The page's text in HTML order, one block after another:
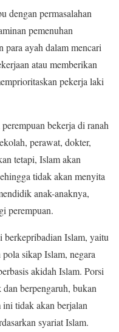
dengan permasalahan
pemenuhan
para ayah dalam mencari
atau memberikan
pekerja laki
bekerja di ranah
perawat, dokter,
tetapi, Islam akan
tidak akan menyita
anak-anaknya,
perempuan.
Islam, yaitu
sikap Islam, negara
akidah Islam. Porsi
berpengaruh, bukan
ini tidak akan berjalan
syariat Islam.